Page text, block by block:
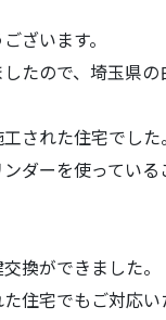
ざいます。
たので、埼玉県の
された住宅でした。
ダーを使ってい
換ができました。
住宅でもご対応